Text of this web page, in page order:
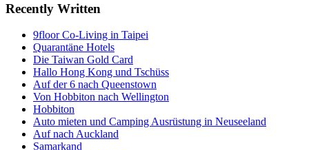
Recently Written
9floor Co-Living in Taipei
Quarantäne Hotels
Die Taiwan Gold Card
Hallo Hong Kong und Tschüss
Auf der 6 nach Queenstown
Von Hobbiton nach Wellington
Hobbiton
Auto mieten und Camping Ausrüstung in Neuseeland
Auf nach Auckland
Samarkand